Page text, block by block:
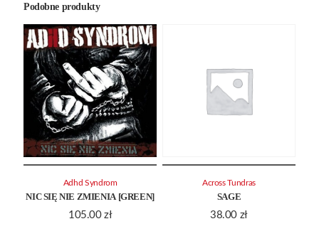
Podobne produkty
NIC SIĘ NIE ZMIENIA [GREEN]
105.00 zł
Adhd Syndrom
SAGE
38.00 zł
Across Tundras